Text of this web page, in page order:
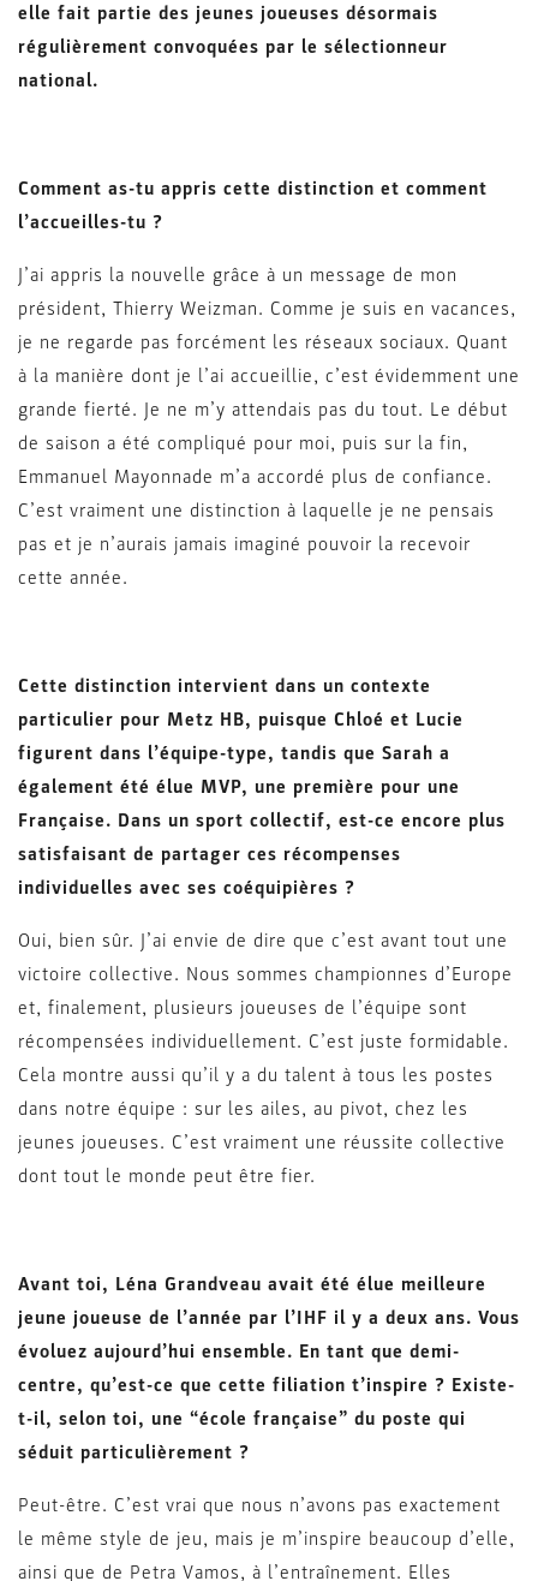
elle fait partie des jeunes joueuses désormais
régulièrement convoquées par le sélectionneur
national.
Comment as-tu appris cette distinction et comment
l’accueilles-tu ?
J’ai appris la nouvelle grâce à un message de mon
président, Thierry Weizman. Comme je suis en vacances,
je ne regarde pas forcément les réseaux sociaux. Quant
à la manière dont je l’ai accueillie, c’est évidemment une
grande fierté. Je ne m’y attendais pas du tout. Le début
de saison a été compliqué pour moi, puis sur la fin,
Emmanuel Mayonnade m’a accordé plus de confiance.
C’est vraiment une distinction à laquelle je ne pensais
pas et je n’aurais jamais imaginé pouvoir la recevoir
cette année.
Cette distinction intervient dans un contexte
particulier pour Metz HB, puisque Chloé et Lucie
figurent dans l’équipe-type, tandis que Sarah a
également été élue MVP, une première pour une
Française. Dans un sport collectif, est-ce encore plus
satisfaisant de partager ces récompenses
individuelles avec ses coéquipières ?
Oui, bien sûr. J’ai envie de dire que c’est avant tout une
victoire collective. Nous sommes championnes d’Europe
et, finalement, plusieurs joueuses de l’équipe sont
récompensées individuellement. C’est juste formidable.
Cela montre aussi qu’il y a du talent à tous les postes
dans notre équipe : sur les ailes, au pivot, chez les
jeunes joueuses. C’est vraiment une réussite collective
dont tout le monde peut être fier.
Avant toi, Léna Grandveau avait été élue meilleure
jeune joueuse de l’année par l’IHF il y a deux ans. Vous
évoluez aujourd’hui ensemble. En tant que demi-
centre, qu’est-ce que cette filiation t’inspire ? Existe-
t-il, selon toi, une “école française” du poste qui
séduit particulièrement ?
Peut-être. C’est vrai que nous n’avons pas exactement
le même style de jeu, mais je m’inspire beaucoup d’elle,
ainsi que de Petra Vamos, à l’entraînement. Elles